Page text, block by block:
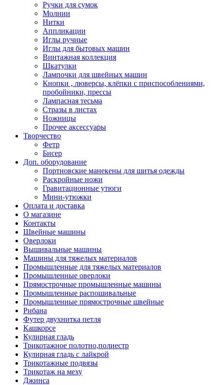
Ручки для сумок
Молнии
Нитки
Аппликации
Иглы ручные
Иглы для бытовых машин
Винтажная коллекция
Шкатулки
Лампочки для швейных машин
Кнопки , люверсы, клёпки с приспособлениями,
пробойники, прессы
Лампасная тесьма
Стразы в листах
Ножницы
Прочее аксессуары
Творчество
Фетр
Бисер
Доп. оборудование
Портновские манекены для шитья одежды
Раскройные ножи
Гравитационные утюги
Мини-утюжки
Оплата и доставка
О магазине
Контакты
Швейные машины
Оверлоки
Вышивальные машины
Машины для тяжелых материалов
Промышленные для тяжелых материалов
Промышленные оверлоки
Прямострочные промышленные машины
Промышленные распошивальные
Промышленные прямострочные швейные
Рибана
Футер двухнитка петля
Кашкорсе
Кулирная гладь
Трикотажное полотно,полиестр
Кулирная гладь с лайкрой
Трикотажные подвязы
Трикотаж на меху
Джинса